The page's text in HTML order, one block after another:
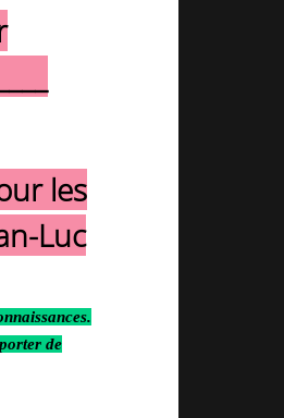
les
Luc
de